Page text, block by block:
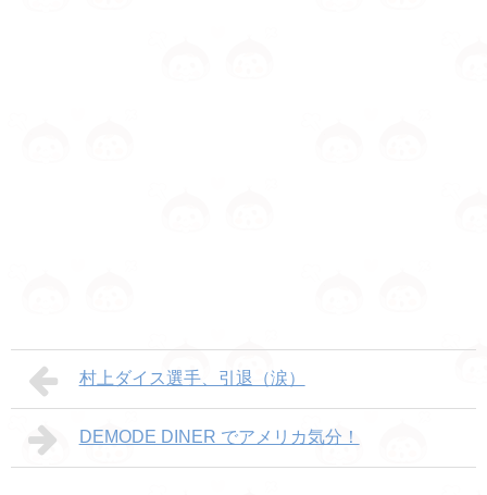
村上ダイス選手、引退（涙）
DEMODE DINER でアメリカ気分！